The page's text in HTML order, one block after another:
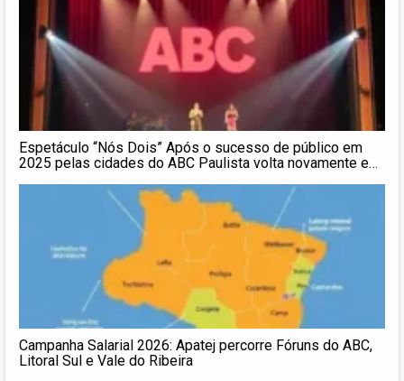
Espetáculo “Nós Dois” Após o sucesso de público em
2025 pelas cidades do ABC Paulista volta novamente em
Campanha Salarial 2026: Apatej percorre Fóruns do ABC,
Litoral Sul e Vale do Ribeira